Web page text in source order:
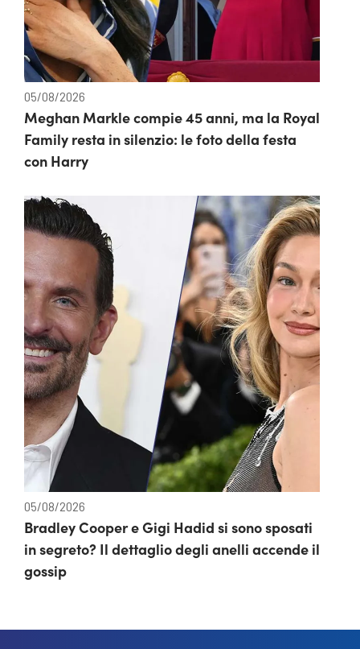
05/08/2026
Meghan Markle compie 45 anni, ma la Royal
Family resta in silenzio: le foto della festa
con Harry
05/08/2026
Bradley Cooper e Gigi Hadid si sono sposati
in segreto? Il dettaglio degli anelli accende il
gossip